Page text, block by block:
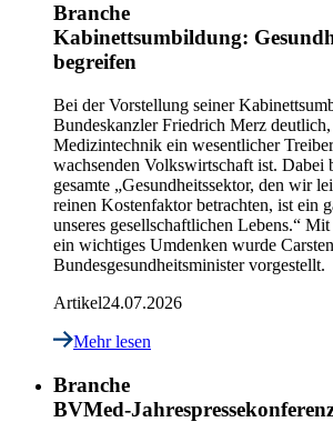
Branche
Kabinettsumbildung:
begreifen
Bei der Vorstellung seiner
Bundeskanzler Friedrich Merz deutlich,
Medizintechnik ein wesentlicher
wachsenden Volkswirtschaft ist. Dabei
gesamte „Gesundheitssektor, den wir
reinen Kostenfaktor betrachten, ist ein
unseres gesellschaftlichen Lebens.“
ein wichtiges Umdenken wurde
Bundesgesundheitsminister vorgestellt.
Artikel24.07.2026
Mehr lesen
Branche
BVMed-